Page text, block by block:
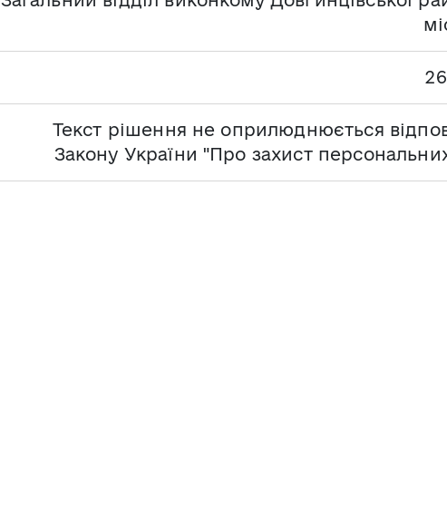
Текст рішення не оприлюднюється
Закону України "Про захист